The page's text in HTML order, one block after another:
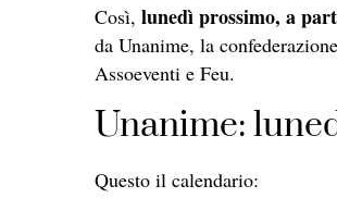
Così, lunedì prossimo, a
da Unanime, la
Assoeventi e Feu.
Unanime:
Questo il calendario: